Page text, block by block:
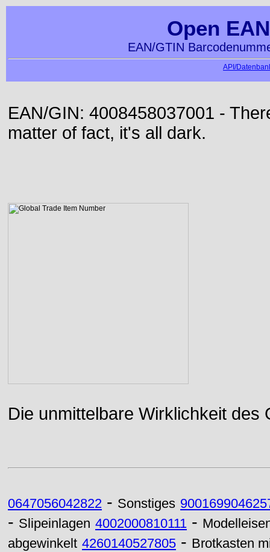
Open
EAN/GTIN
API/
EAN/GIN: 4008458037001 -
matter of fact, it's all dark.
Die unmittelbare Wirklichkeit des
0647056042822 - Sonstiges
- Slipeinlagen 4002000810111 -
abgewinkelt 4260140527805 - Brotkasten